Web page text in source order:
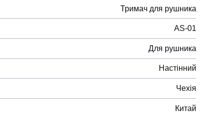
Тримач для рушника
AS-01
Для рушника
Настінний
Чехія
Китай